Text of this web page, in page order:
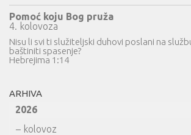
Pomoć koju Bog pruža
4. kolovoza
Nisu li svi ti služiteljski duhovi poslani na
baštiniti spasenje?
Hebrejima 1:14
ARHIVA
2026
– kolovoz